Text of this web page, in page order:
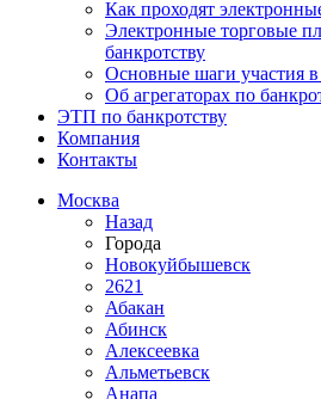
Как проходят
Электронные торговые
банкротству
Основные шаги участия в
Об агрегаторах по
ЭТП по банкротству
Компания
Контакты
Москва
Назад
Города
Новокуйбышевск
2621
Абакан
Абинск
Алексеевка
Альметьевск
Анапа